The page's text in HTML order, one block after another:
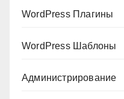
WordPress Плагины
WordPress Шаблоны
Администрирование